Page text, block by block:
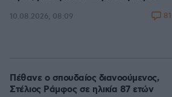
10.08.2026, 08:09 81
Πέθανε ο σπουδαίος διανοούμενος,
Στέλιος Ράμφος σε ηλικία 87 ετών